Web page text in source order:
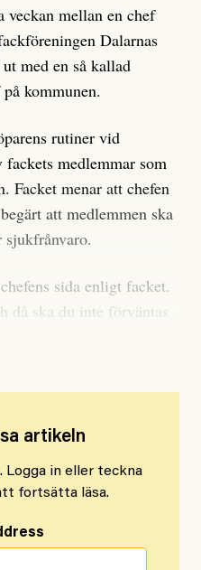
mellan en chef
Dalarnas
med en så kallad
kommunen.
rutiner vid
medlemmar som
Facket menar att chefen
att medlemmen ska
sida enligt facket.
då ska du inte förväntas
artikeln
Logga in eller teckna
fortsätta läsa.